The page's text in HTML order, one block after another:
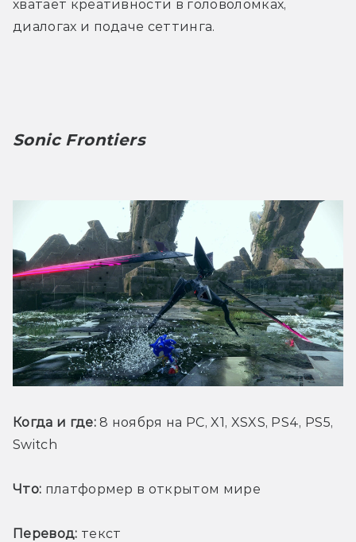
хватает креативности в головоломках,
диалогах и подаче сеттинга.
Sonic Frontiers
Когда и где: 8 ноября на PC, X1, XSXS, PS4, PS5,
Switch
Что: платформер в открытом мире
Перевод: текст